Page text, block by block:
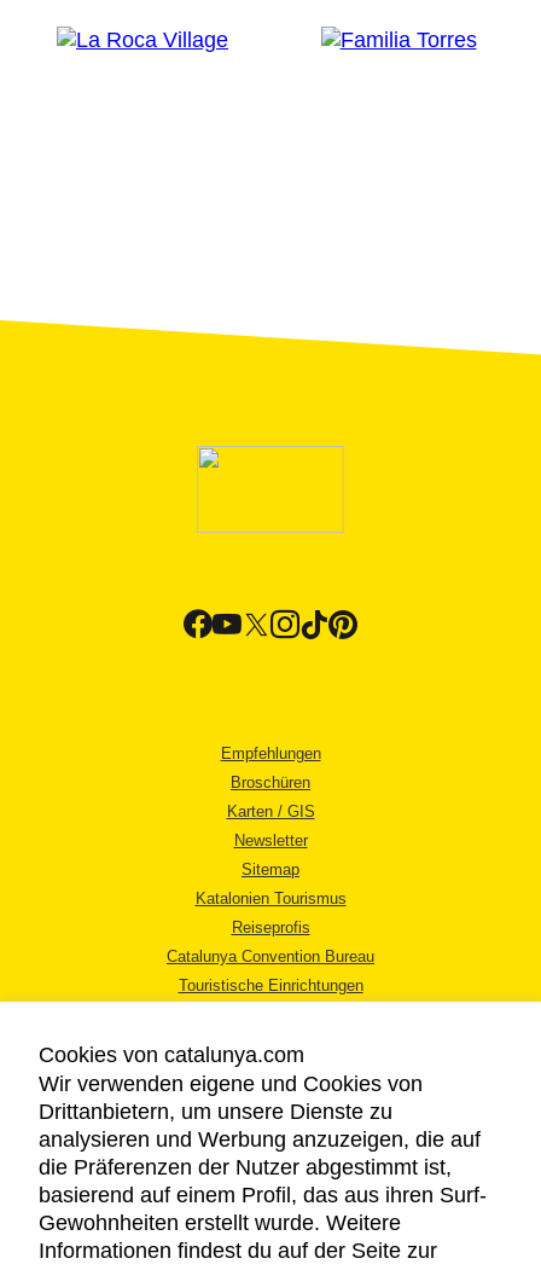
Empfehlungen
Broschüren
Karten / GIS
Newsletter
Sitemap
Katalonien Tourismus
Reiseprofis
Catalunya Convention Bureau
Touristische Einrichtungen
RECHTLICHER HINWEIS
DATENSCHUTZICHTLINIE
COOKIES
Cookies von catalunya.com
Wir verwenden eigene und Cookies von
Drittanbietern, um unsere Dienste zu
analysieren und Werbung anzuzeigen, die auf
die Präferenzen der Nutzer abgestimmt ist,
basierend auf einem Profil, das aus ihren Surf-
Gewohnheiten erstellt wurde. Weitere
Informationen findest du auf der Seite zur